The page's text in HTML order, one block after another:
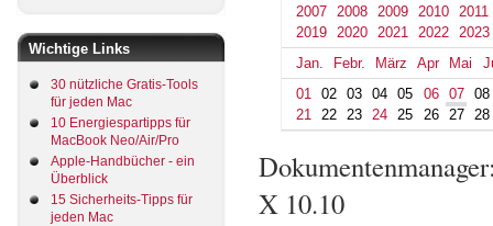
Wichtige Links
30 nützliche Gratis-Tools
für jeden Mac
10 Energiespartipps für
MacBook Neo/Air/Pro
Apple-Handbücher - ein
Überblick
15 Sicherheits-Tipps für
jeden Mac
2007
2008 2009 2010
2011
2019
2020 2021 2022
2023
Jan.
Febr. März Apr Mai
01
02 03 04 05 06 07
08
21
22 23 24 25 26 27 28
X 10.10